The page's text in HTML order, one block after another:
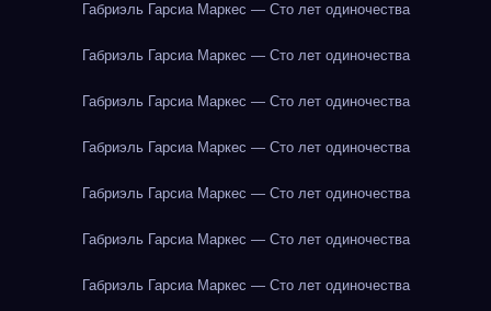
Габриэль Гарсиа Маркес — Сто лет одиночества
Габриэль Гарсиа Маркес — Сто лет одиночества
Габриэль Гарсиа Маркес — Сто лет одиночества
Габриэль Гарсиа Маркес — Сто лет одиночества
Габриэль Гарсиа Маркес — Сто лет одиночества
Габриэль Гарсиа Маркес — Сто лет одиночества
Габриэль Гарсиа Маркес — Сто лет одиночества